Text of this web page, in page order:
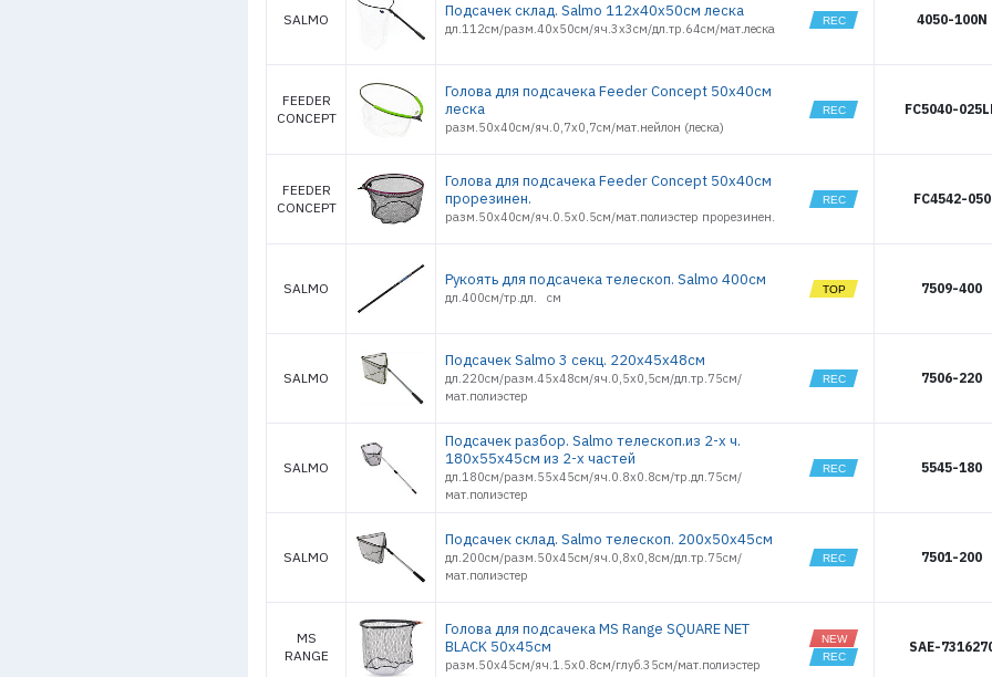
ВОЙТИ
РЕГИСТРАЦИЯ ОПТ
SALMO Подсачек склад. Salmo 112х40х50см леска
дл.112см/разм.40х50см/яч.3х3см/дл.тр.64см/мат.леска
4050-100N
FEEDER
CONCEPT
Голова для подсачека Feeder Concept 50х40см
леска
разм.50х40см/яч.0,7х0,7см/мат.нейлон (леска)
FC5040-
FEEDER
CONCEPT
Голова для подсачека Feeder Concept 50х40см
прорезинен.
разм.50х40см/яч.0.5х0.5см/мат.полиэстер прорезинен.
FC4542-050
SALMO Рукоять для подсачека телескоп. Salmo 400см
дл.400см/тр.дл. см
7509-400
SALMO
Подсачек Salmo 3 секц. 220х45x48см
дл.220см/разм.45х48см/яч.0,5х0,5см/дл.тр.75см/
мат.полиэстер
7506-220
SALMO
Подсачек разбор. Salmo телескоп.из 2-х ч.
180х55х45см из 2-х частей
дл.180см/разм.55х45см/яч.0.8x0.8см/тр.дл.75см/
мат.полиэстер
5545-180
SALMO
Подсачек склад. Salmo телескоп. 200х50х45см
дл.200см/разм.50х45см/яч.0,8х0,8см/дл.тр.75см/
мат.полиэстер
7501-200
MS
RANGE
Голова для подсачека MS Range SQUARE NET
BLACK 50х45см
разм.50х45см/яч.1.5х0.8см/глуб.35см/мат.полиэстер
SAE-